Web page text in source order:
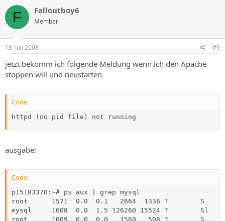
F Falloutboy6
Member
13. Juli 2008 #9
jetzt bekomm ich folgende Meldung wenn ich den Apache
stoppen will und neustarten
Code:
httpd (no pid file) not running
ausgabe:
Code:
p15183370:~# ps aux | grep mysql
root      1571  0.0  0.1   2664  1336 ?        S
mysql     1608  0.0  1.5 126260 15524 ?        Sl
root      1609  0.0  0.0   1560   508 ?        S